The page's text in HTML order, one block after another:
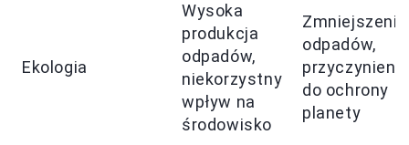
Ekologia
Wysoka
produkcja
odpadów,
niekorzystny
wpływ na
środowisko
Zmniejszenie
odpadów,
do ochrony
planety